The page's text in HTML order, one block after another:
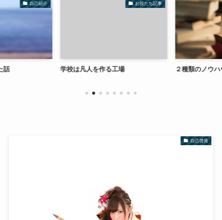
自己紹介 お役たち記事
学校は凡人を作る工場 ２種類のノウハ
自己啓発